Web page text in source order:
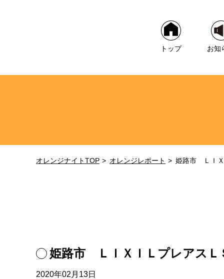
トップ お知
オレンジナイトTOP オレンジレポート 姫路市 ＬＩＸ
姫路市 ＬＩＸＩＬプレアスＬ
2020年02月13日